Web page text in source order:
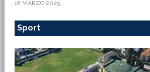
18 MARZO 2025
Sport